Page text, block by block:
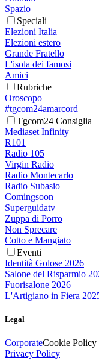
Spazio
Speciali
Elezioni Italia
Elezioni estero
Grande Fratello
L'isola dei famosi
Amici
Rubriche
Oroscopo
#tgcom24amarcord
Tgcom24 Consiglia
Mediaset Infinity
R101
Radio 105
Virgin Radio
Radio Montecarlo
Radio Subasio
Comingsoon
Superguidatv
Zuppa di Porro
Non Sprecare
Cotto e Mangiato
Eventi
Identità Golose 2026
Salone del Risparmio
Fuorisalone 2026
L'Artigiano in Fiera
Legal
CorporateCookie Policy
Privacy Policy